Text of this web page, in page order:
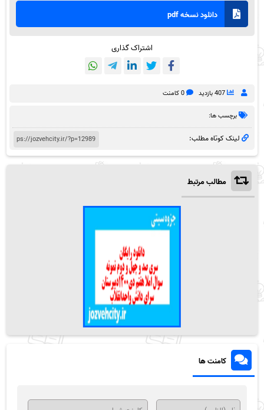
دانلود نسخه pdf
اشتراک گذاری
407 بازدید 0 کامنت
برچسب ها:
لینک کوتاه مطلب:
مطالب مرتبط
کامنت ها